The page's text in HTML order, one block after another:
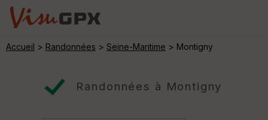
Accueil > Randonnées > Seine-Maritime > Montigny
Randonnées à Montigny